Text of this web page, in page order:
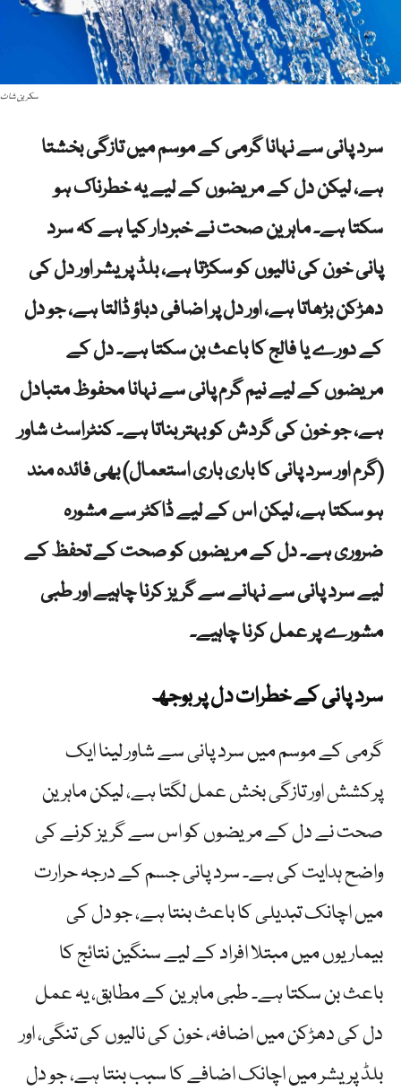
سکرین شاٹ
سرد پانی سے نہانا گرمی کے موسم میں تازگی بخشتا
ہے، لیکن دل کے مریضوں کے لیے یہ خطرناک ہو
سکتا ہے۔ ماہرین صحت نے خبردار کیا ہے کہ سرد
پانی خون کی نالیوں کو سکڑتا ہے، بلڈ پریشر اور دل کی
دھڑکن بڑھاتا ہے، اور دل پر اضافی دباؤ ڈالتا ہے، جو دل
کے دورے یا فالج کا باعث بن سکتا ہے۔ دل کے
مریضوں کے لیے نیم گرم پانی سے نہانا محفوظ متبادل
ہے، جو خون کی گردش کو بہتر بناتا ہے۔ کنٹراسٹ شاور
(گرم اور سرد پانی کا باری باری استعمال) بھی فائدہ مند
ہو سکتا ہے، لیکن اس کے لیے ڈاکٹر سے مشورہ
ضروری ہے۔ دل کے مریضوں کو صحت کے تحفظ کے
لیے سرد پانی سے نہانے سے گریز کرنا چاہیے اور طبی
مشورے پر عمل کرنا چاہیے۔
سرد پانی کے خطرات دل پر بوجھ
گرمی کے موسم میں سرد پانی سے شاور لینا ایک
پرکشش اور تازگی بخش عمل لگتا ہے، لیکن ماہرین
صحت نے دل کے مریضوں کو اس سے گریز کرنے کی
واضح ہدایت کی ہے۔ سرد پانی جسم کے درجہ حرارت
میں اچانک تبدیلی کا باعث بنتا ہے، جو دل کی
بیماریوں میں مبتلا افراد کے لیے سنگین نتائج کا
باعث بن سکتا ہے۔ طبی ماہرین کے مطابق، یہ عمل
دل کی دھڑکن میں اضافہ، خون کی نالیوں کی تنگی، اور
بلڈ پریشر میں اچانک اضافے کا سبب بنتا ہے، جو دل